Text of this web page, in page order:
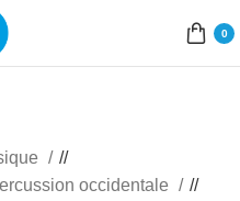
0
/
occidentale
/